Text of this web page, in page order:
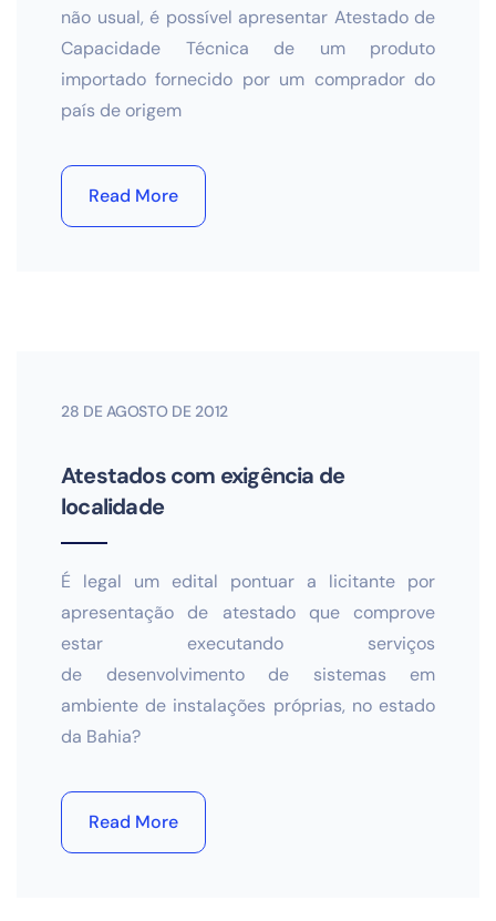
não usual, é possível apresentar Atestado de
Capacidade Técnica de um produto
importado fornecido por um comprador do
país de origem
Read More
28 DE AGOSTO DE 2012
Atestados com exigência de
localidade
É legal um edital pontuar a licitante por
apresentação de atestado que comprove
estar executando serviços
de desenvolvimento de sistemas em
ambiente de instalações próprias, no estado
da Bahia?
Read More